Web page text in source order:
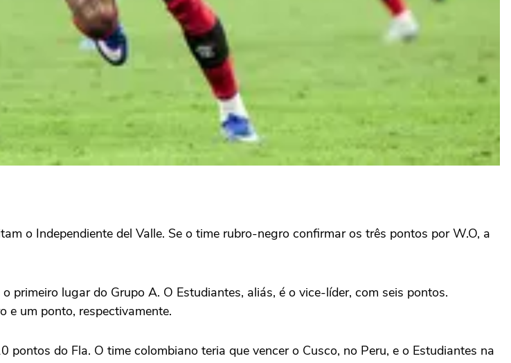
o Independiente del Valle. Se o time rubro-negro confirmar os três pontos por W.O, a
lugar do Grupo A. O Estudiantes, aliás, é o vice-líder, com seis pontos.
e um ponto, respectivamente.
do Fla. O time colombiano teria que vencer o Cusco, no Peru, e o Estudiantes na